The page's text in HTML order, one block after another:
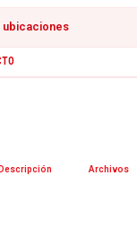
ubicaciones
Descripción Archivos